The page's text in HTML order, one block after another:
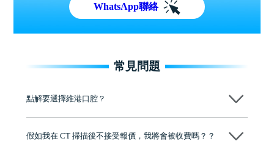
WhatsApp聯絡
常見問題
點解要選擇維港口腔？
牌」、「2025香港企業領袖品牌」，是諾貝爾種植系統全球放心植牙中
假如我在 CT 掃描後不接受報價，我將會被收費嗎？？